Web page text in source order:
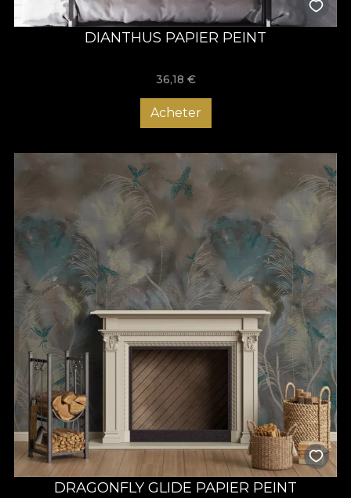
DIANTHUS PAPIER PEINT
36,18 €
Acheter
DRAGONFLY GLIDE PAPIER PEINT